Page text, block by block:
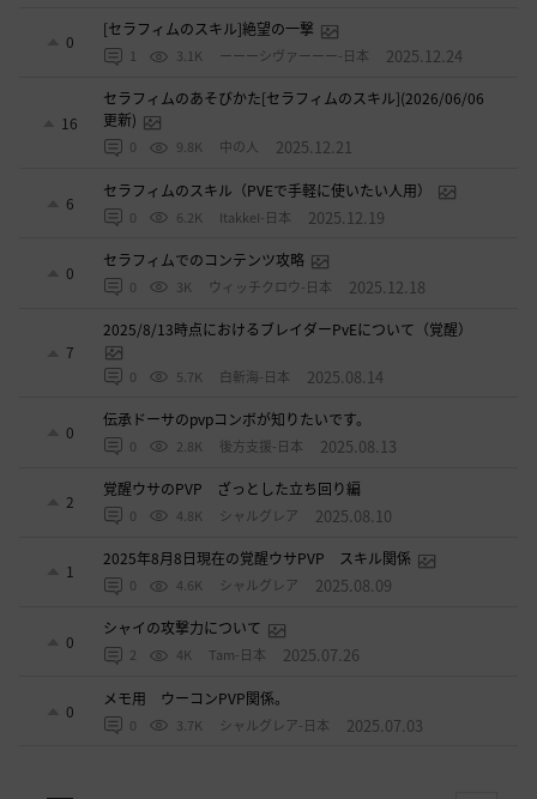
0
[セラフィムのスキル]絶望の一撃
1 3.1K ーーーシヴァーーー-日本 2025.12.24
16
セラフィムのあそびかた[セラフィムのスキル](2026/06/06
更新)
0 9.8K 中の人 2025.12.21
6
セラフィムのスキル（PVEで手軽に使いたい人用）
0 6.2K ItakkeI-日本 2025.12.19
0
セラフィムでのコンテンツ攻略
0 3K ウィッチクロウ-日本 2025.12.18
7
2025/8/13時点におけるブレイダーPvEについて（覚醒）
0 5.7K 白斬海-日本 2025.08.14
0
伝承ドーサのpvpコンボが知りたいです。
0 2.8K 後方支援-日本 2025.08.13
2
覚醒ウサのPVP ざっとした立ち回り編
0 4.8K シャルグレア 2025.08.10
1
2025年8月8日現在の覚醒ウサPVP スキル関係
0 4.6K シャルグレア 2025.08.09
0
シャイの攻撃力について
2 4K Tam-日本 2025.07.26
0
メモ用 ウーコンPVP関係。
0 3.7K シャルグレア-日本 2025.07.03